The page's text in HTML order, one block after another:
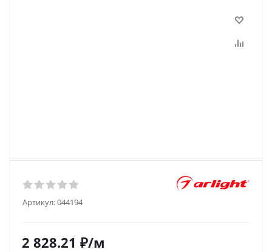
Артикул:044194
2 828.21 ₽/м